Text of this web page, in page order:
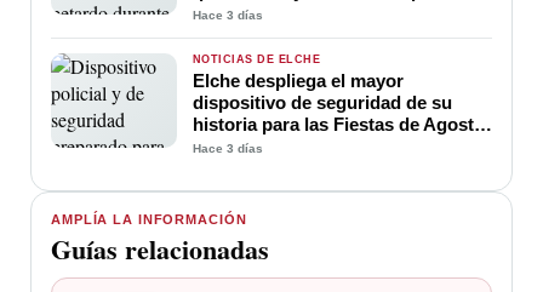
AMPLÍA LA INFORMACIÓN
Guías relacionadas
evitar
Hace 3 días
NOTICIAS DE ELCHE
Elche despliega el mayor
dispositivo de seguridad de su
historia para las Fiestas de Agosto:
3.725 efectivos
Hace 3 días